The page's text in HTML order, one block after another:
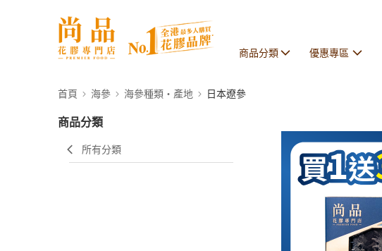
商品分類 優惠專區
首頁 海參 海參種類・產地 日本遼參
商品分類
所有分類